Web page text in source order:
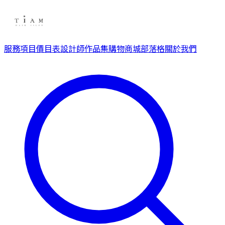
服務項目價目表設計師作品集購物商城部落格關於我們